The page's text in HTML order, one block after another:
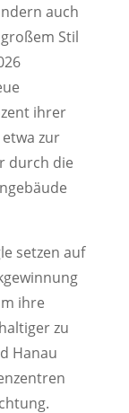
auch
Stil
ihrer
zur
durch die
setzen auf
ihre
zu
Hanau